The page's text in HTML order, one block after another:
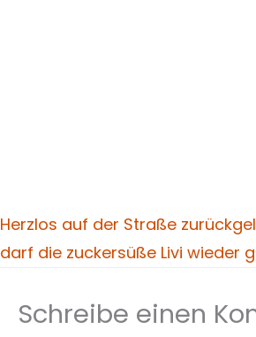
Herzlos auf der Straße
darf die zuckersüße Livi wieder
Schreibe einen